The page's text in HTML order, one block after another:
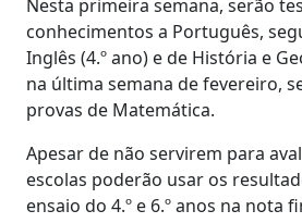
Nesta primeira semana, serão
conhecimentos a Português,
Inglês (4.º ano) e de História e
na última semana de fevereiro,
provas de Matemática.
Apesar de não servirem para
escolas poderão usar os
ensaio do 4.º e 6.º anos na nota